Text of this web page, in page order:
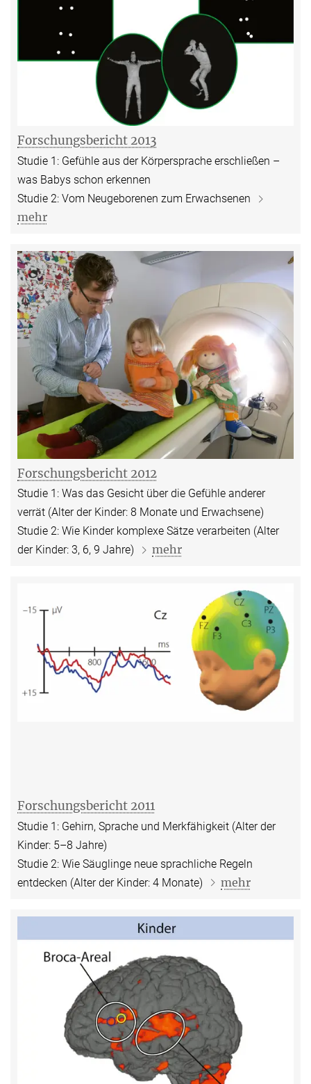
Forschungsbericht 2013
Studie 1: Gefühle aus der Körpersprache erschließen –
was Babys schon erkennen
Studie 2: Vom Neugeborenen zum Erwachsenen
mehr
Forschungsbericht 2012
Studie 1: Was das Gesicht über die Gefühle anderer
verrät (Alter der Kinder: 8 Monate und Erwachsene)
Studie 2: Wie Kinder komplexe Sätze verarbeiten (Alter
der Kinder: 3, 6, 9 Jahre)
mehr
Forschungsbericht 2011
Studie 1: Gehirn, Sprache und Merkfähigkeit (Alter der
Kinder: 5–8 Jahre)
Studie 2: Wie Säuglinge neue sprachliche Regeln
entdecken (Alter der Kinder: 4 Monate)
mehr